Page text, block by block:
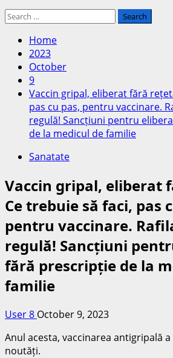
Search
Home
2023
October
9
Vaccin gripal, eliberat fără
pas cu pas, pentru vaccinare.
regulă! Sancțiuni pentru
de la medicul de familie
Sanatate
Vaccin gripal, eliberat
Ce trebuie să faci, pas
pentru vaccinare.
regulă! Sancțiuni
fără prescripție de la
familie
User 8 October 9, 2023
Anul acesta, vaccinarea antigripală
noutăți.